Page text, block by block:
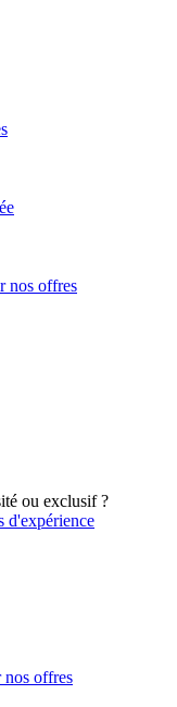
nos offres
ou exclusif ?
d'expérience
nos offres